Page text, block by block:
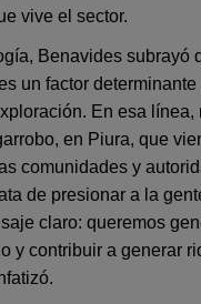
vive el sector.
Benavides subrayó
un factor determinante
En esa línea,
en Piura, que
comunidades y
de presionar a la
claro: queremos
y contribuir a generar